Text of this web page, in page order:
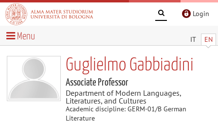
Login
IT EN
Menu
Guglielmo Gabbiadini
Associate Professor
Department of Modern Languages,
Literatures, and Cultures
Academic discipline: GERM-01/B German
Literature